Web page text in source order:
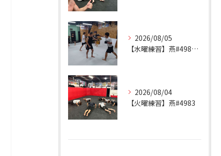
2026/08/05
【水曜練習】燕#4984見附#492
2026/08/04
【火曜練習】燕#4983